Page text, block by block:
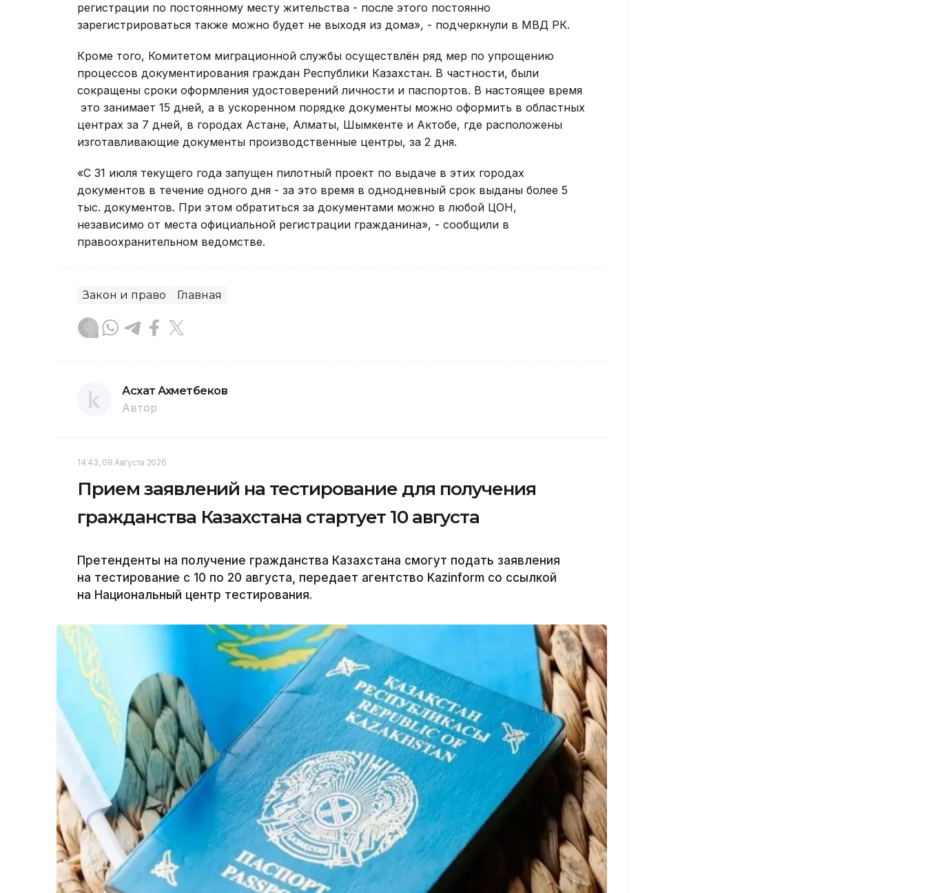
регистрации по постоянному месту жительства - после этого постоянно
зарегистрироваться также можно будет не выходя из дома», - подчеркнули в МВД РК.
Кроме того, Комитетом миграционной службы осуществлён ряд мер по упрощению
процессов документирования граждан Республики Казахстан. В частности, были
сокращены сроки оформления удостоверений личности и паспортов. В настоящее время
это занимает 15 дней, а в ускоренном порядке документы можно оформить в областных
центрах за 7 дней, в городах Астане, Алматы, Шымкенте и Актобе, где расположены
изготавливающие документы производственные центры, за 2 дня.
«С 31 июля текущего года запущен пилотный проект по выдаче в этих городах
документов в течение одного дня - за это время в однодневный срок выданы более 5
тыс. документов. При этом обратиться за документами можно в любой ЦОН,
независимо от места официальной регистрации гражданина», - сообщили в
правоохранительном ведомстве.
Закон и право Главная
Асхат Ахметбеков
Автор
14:43, 08 Августа 2026
Прием заявлений на тестирование для получения
гражданства Казахстана стартует 10 августа
Претенденты на получение гражданства Казахстана смогут подать заявления
на тестирование с 10 по 20 августа, передает агентство Kazinform со ссылкой
на Национальный центр тестирования.